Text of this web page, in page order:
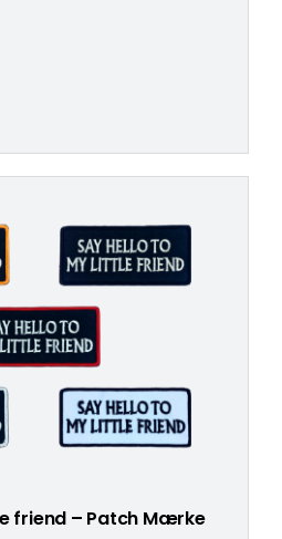
friend – Patch Mærke